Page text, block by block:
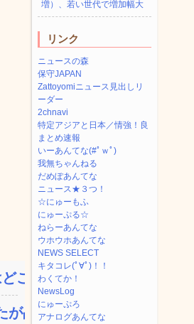
こへ...
が品格...
増）、若い世代で増加幅大
リンク
ニュースの森
保守JAPAN
Zattoyomiニュース見出しリ
ーダー
2chnavi
特定アジアと日本／情強！良
まとめ速報
いーあんてな(#ﾟｗﾟ)
我無ちゃんねる
だめぽあんてな
ニュース★３つ！
☆にゅーもふ
にゅーぷる☆
ねらーあんてな
ウホウホあんてな
NEWS SELECT
キタコレ(ﾟ∀ﾟ)！！
わくてか！
NewsLog
にゅーぷろ
アナログあんてな